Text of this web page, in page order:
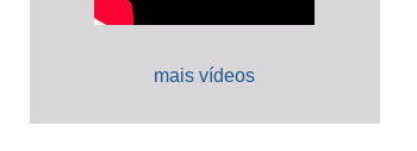
mais vídeos